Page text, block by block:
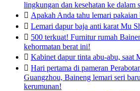
lingkungan dan kesehatan ke dalam
 Apakah Anda tahu lemari pakaian
 Lemari dapur baja anti karat Mu
 500 terkuat! Furnitur rumah
kehormatan berat ini!
 Kabinet dapur tinta abu-abu, saat
 Hari pertama di pameran
Guangzhou, Baineng lemari seri
kerumunan!